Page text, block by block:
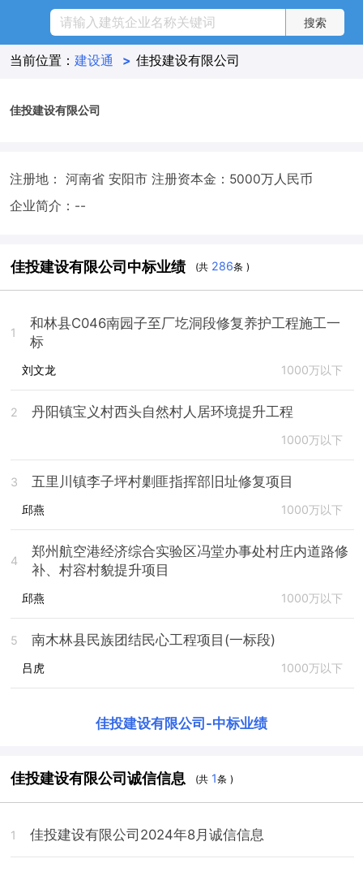
当前位置： 建设通 > 佳投建设有限公司
佳投建设有限公司
注册地： 河南省 安阳市 注册资本金：5000万人民币
企业简介：--
佳投建设有限公司中标业绩 (共 286条 )
1
和林县C046南园子至厂圪洞段修复养护工程施工一
标
刘文龙 1000万以下
2 丹阳镇宝义村西头自然村人居环境提升工程
1000万以下
3 五里川镇李子坪村剿匪指挥部旧址修复项目
邱燕 1000万以下
4
郑州航空港经济综合实验区冯堂办事处村庄内道路修
补、村容村貌提升项目
邱燕 1000万以下
5 南木林县民族团结民心工程项目(一标段)
吕虎 1000万以下
佳投建设有限公司 -中标业绩
佳投建设有限公司诚信信息 (共 1条 )
1 佳投建设有限公司2024年8月诚信信息